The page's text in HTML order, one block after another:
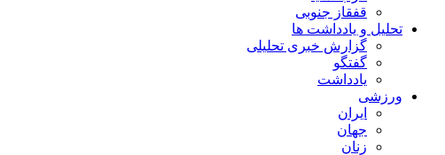
قفقاز جنوبی
تحلیل و یادداشت ها
گزارش خبری تحلیلی
گفتگو
یادداشت
ورزشی
ایران
جهان
زنان